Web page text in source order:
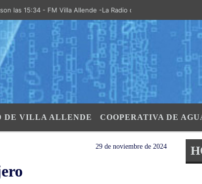
- FM Villa Allende -La Radio de la Villa- "El Aire de las
DE VILLA ALLENDE COOPERATIVA DE
29 de noviembre de 2024